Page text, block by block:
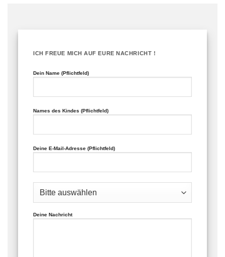
ICH FREUE MICH AUF EURE NACHRICHT !
Dein Name (Pflichtfeld)
Names des Kindes (Pflichtfeld)
Deine E-Mail-Adresse (Pflichtfeld)
Deine Nachricht